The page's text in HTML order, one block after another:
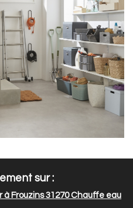
sur :
Frouzins 31270Chauffe eau